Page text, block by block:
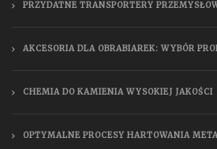
PRZYDATNE TRANSPORTERY
AKCESORIA DLA OBRABIAREK: WYBÓR
CHEMIA DO KAMIENIA WYSOKIEJ JAKOŚCI
OPTYMALNE PROCESY HARTOWANIA